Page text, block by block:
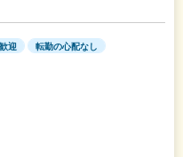
迎
転勤の心配なし